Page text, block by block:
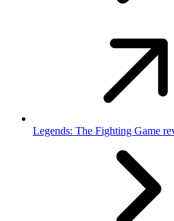
Legends: The Fighting Game